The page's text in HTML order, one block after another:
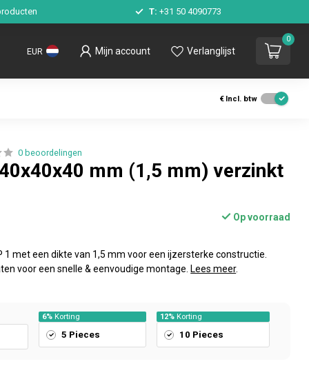
T: +31 50 4090773
EUR Mijn account Verlanglijst
0
€ Incl. btw
0 beoordelingen
mm (1,5 mm) verzinkt
Op voorraad
1 met een dikte van 1,5 mm voor een ijzersterke constructie.
voor een snelle & eenvoudige montage. Lees meer.
6% Korting
5 Pieces
12% Korting
10 Pieces